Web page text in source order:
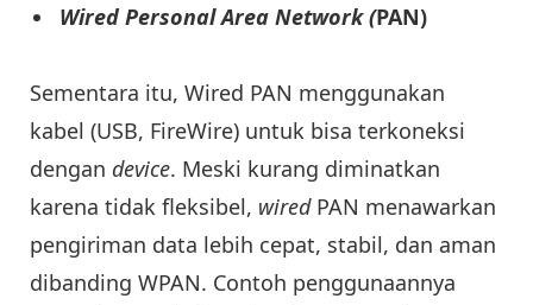
Wired Personal Area Network (PAN)
Sementara itu, Wired PAN menggunakan
kabel (USB, FireWire) untuk bisa terkoneksi
dengan device. Meski kurang diminatkan
karena tidak fleksibel, wiredPAN menawarkan
pengiriman data lebih cepat, stabil, dan aman
dibanding WPAN. Contoh penggunaannya